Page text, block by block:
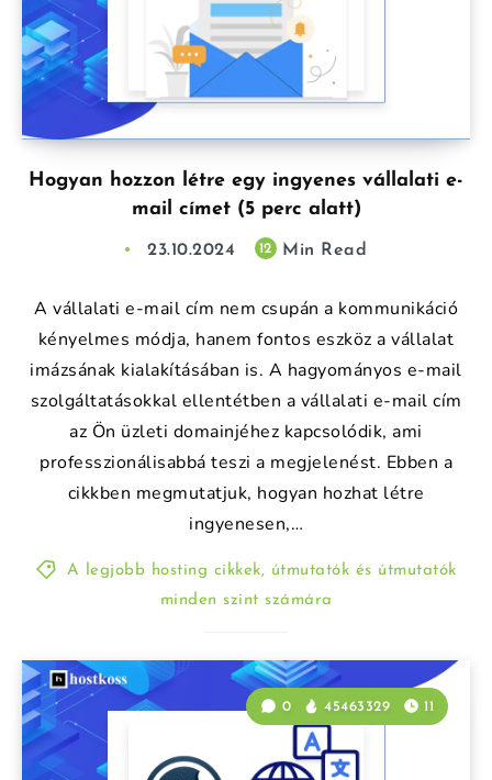
Hogyan hozzon létre egy ingyenes vállalati e-
mail címet (5 perc alatt)
23.10.2024 12 Min Read
A vállalati e-mail cím nem csupán a kommunikáció
kényelmes módja, hanem fontos eszköz a vállalat
imázsának kialakításában is. A hagyományos e-mail
szolgáltatásokkal ellentétben a vállalati e-mail cím
az Ön üzleti domainjéhez kapcsolódik, ami
professzionálisabbá teszi a megjelenést. Ebben a
cikkben megmutatjuk, hogyan hozhat létre
ingyenesen,…
A legjobb hosting cikkek, útmutatók és útmutatók
minden szint számára
0 45463329 11